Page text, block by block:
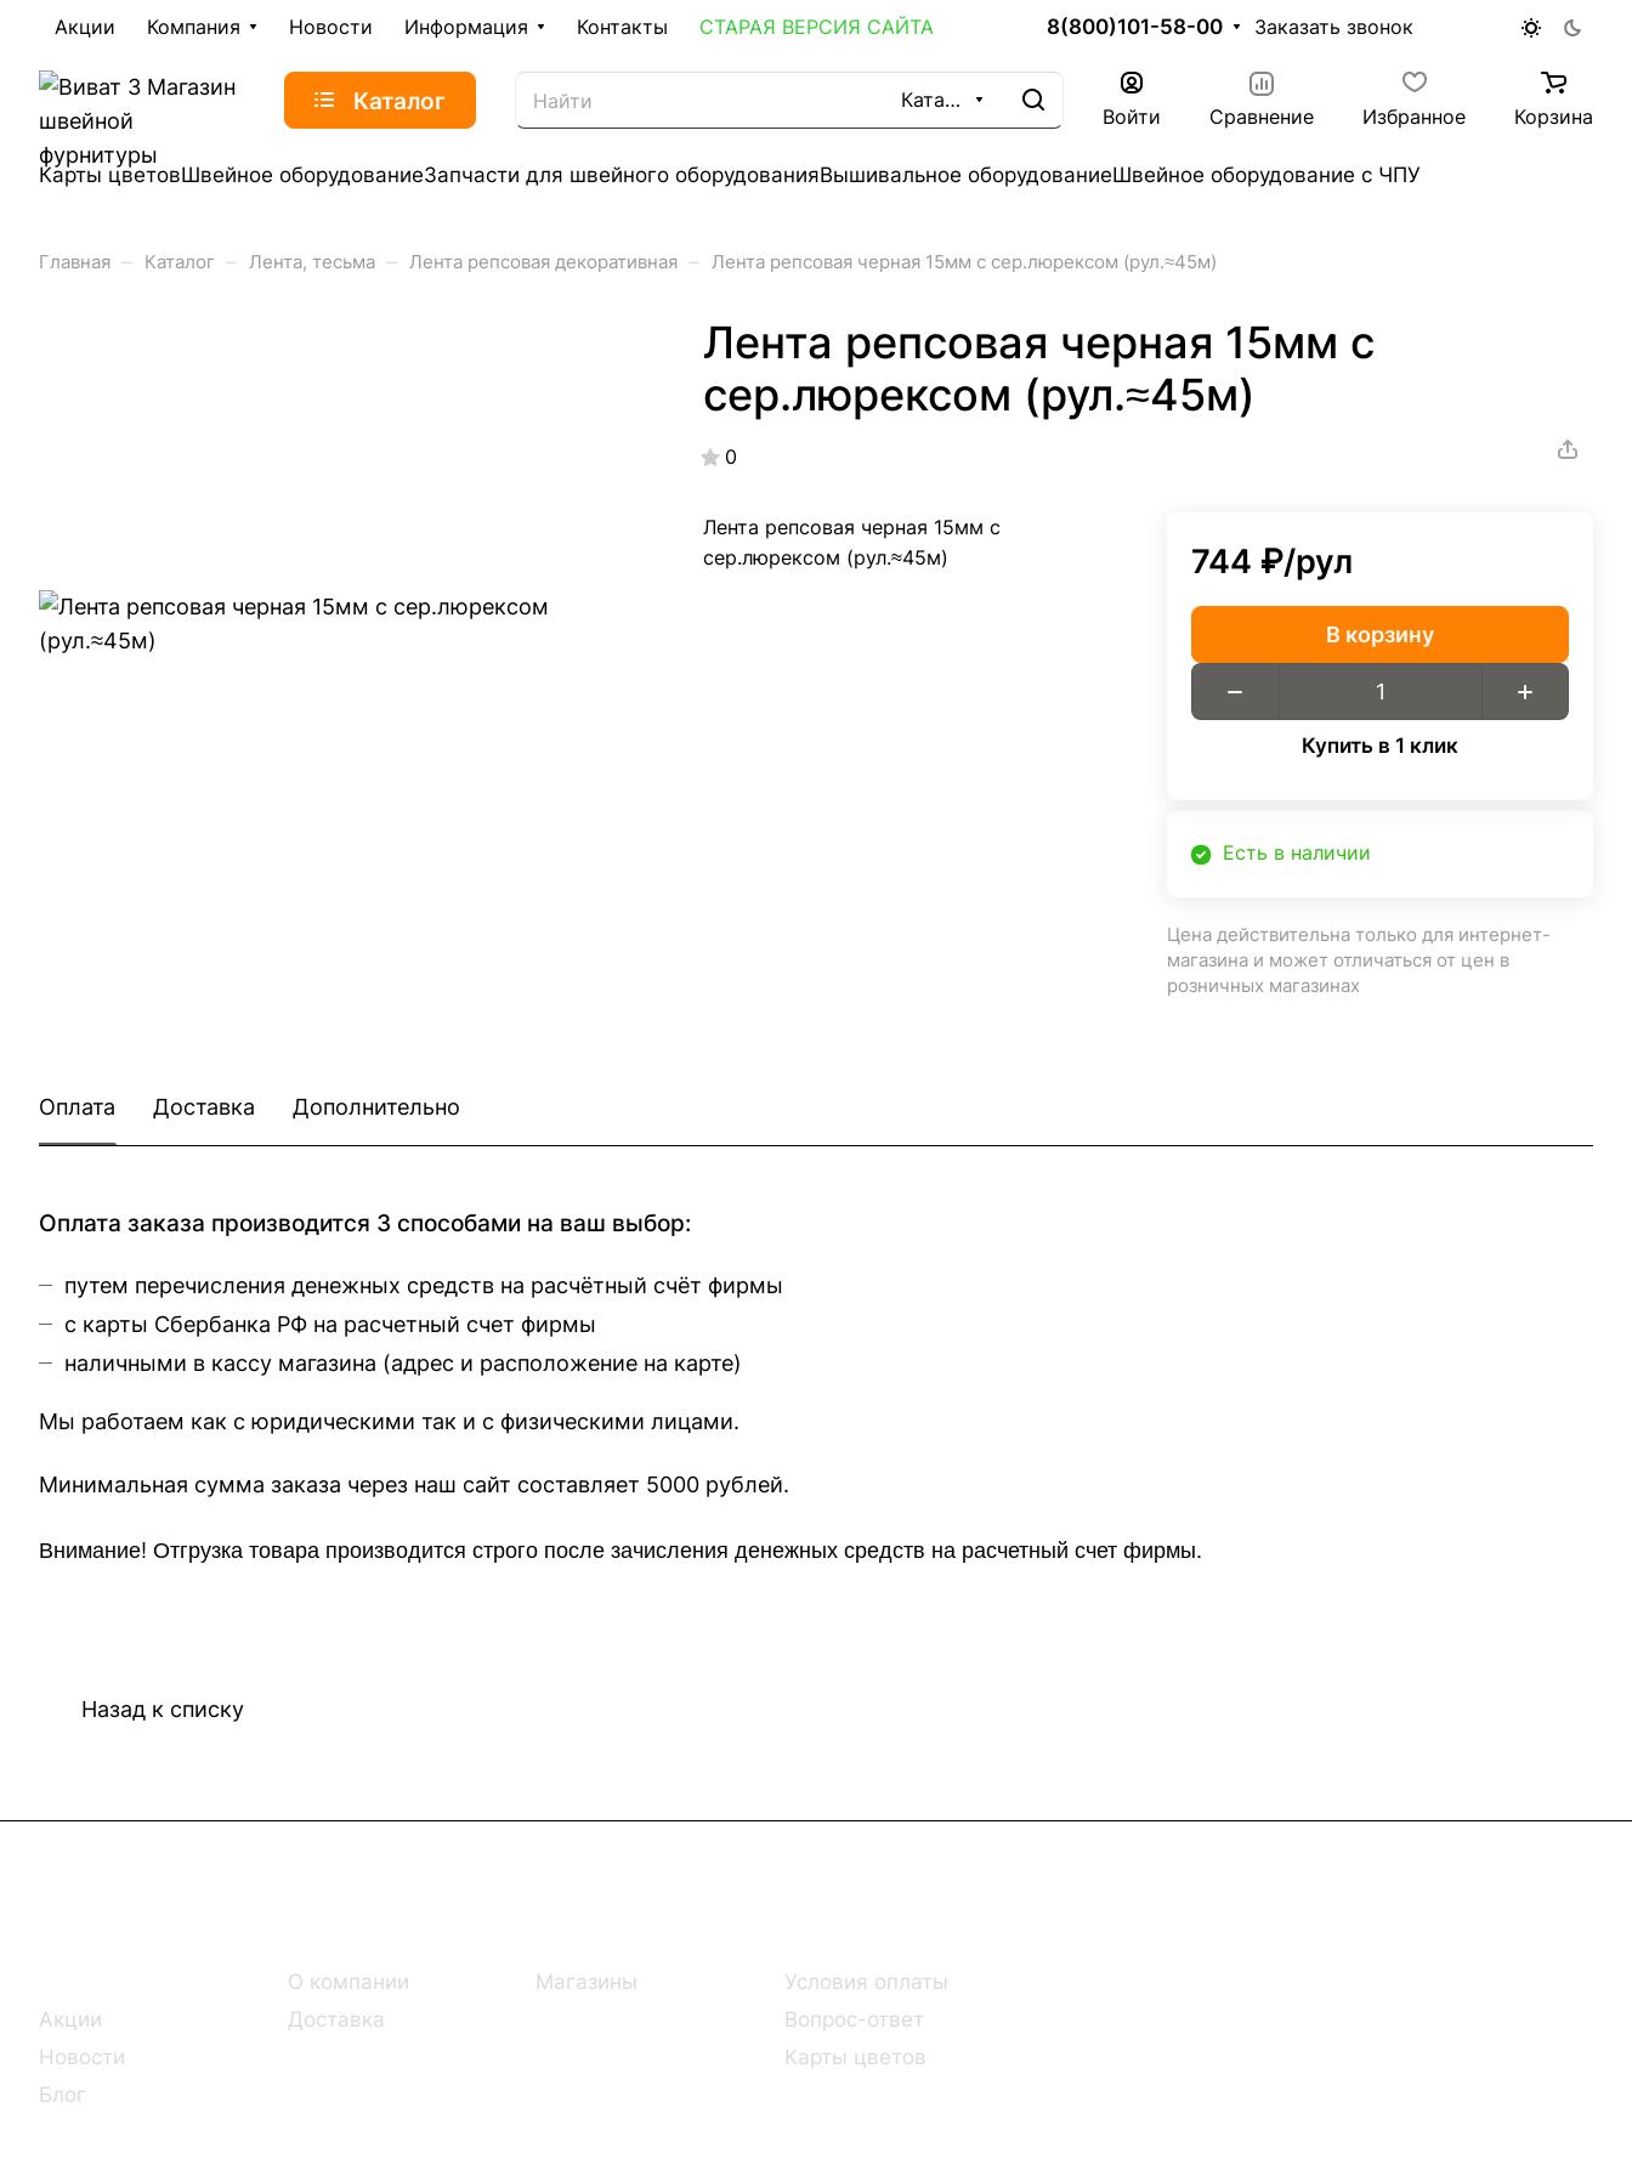
Акции Компания Новости Информация Контакты СТАРАЯ ВЕРСИЯ САЙТА 8(800)101-58-00 Заказать звонок
Каталог Каталог
Войти Сравнение Избранное Корзина
Карты цветовШвейное оборудованиеЗапчасти для швейного оборудованияВышивальное оборудованиеШвейное оборудование с ЧПУ
Главная – Каталог – Лента, тесьма – Лента репсовая декоративная – Лента репсовая черная 15мм с сер.люрексом (рул.≈45м)
Лента репсовая черная 15мм с
сер.люрексом (рул.≈45м)
0
Лента репсовая черная 15мм с
сер.люрексом (рул.≈45м)
744 ₽/рул
В корзину
Купить в 1 клик
Есть в наличии
Цена действительна только для интернет-
магазина и может отличаться от цен в
розничных магазинах
Оплата Доставка Дополнительно
Оплата заказа производится 3 способами на ваш выбор:
путем перечисления денежных средств на расчётный счёт фирмы
с карты Сбербанка РФ на расчетный счет фирмы
наличными в кассу магазина (адрес и расположение на карте)
Мы работаем как с юридическими так и с физическими лицами.
Минимальная сумма заказа через наш сайт составляет 5000 рублей.
Внимание! Отгрузка товара производится строго после зачисления денежных средств на расчетный счет фирмы.
Назад к списку
Акции
Новости
Блог
О компании
Доставка
Магазины
Условия оплаты
Вопрос-ответ
Карты цветов